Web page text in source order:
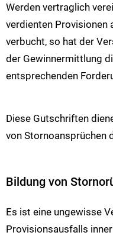
Werden vertraglich
verdienten Provisionen
verbucht, so hat der
der Gewinnermittlung
entsprechenden
Diese Gutschriften
von Stornoansprüchen
Bildung von
Es ist eine ungewisse
Provisionsausfalls